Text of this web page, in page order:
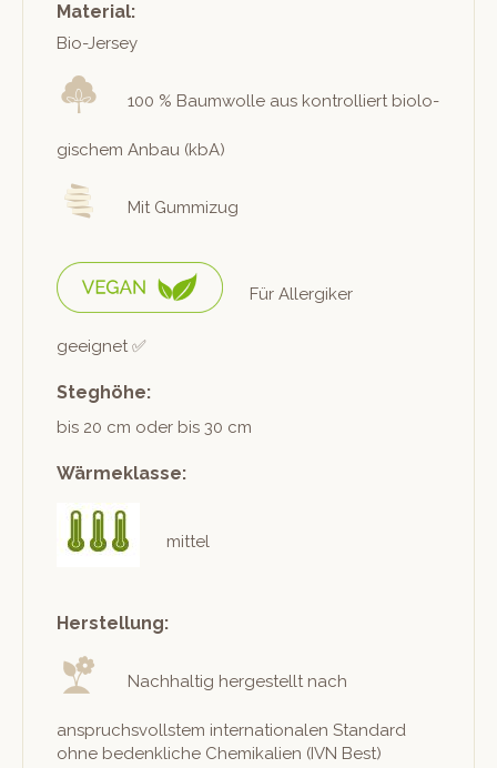
Material:
Bio-Jer­sey
100 % Baum­wolle aus kon­trol­liert biol­o­
gis­chem Anbau (kbA)
Mit Gummizug
Für Allergik­er
geeignet ✅
Steghöhe:
bis 20 cm oder bis 30 cm
Wärmeklasse:
mittel
Herstellung:
Nach­haltig hergestellt nach
anspruchsvoll­stem inter­na­tionalen Stan­dard
ohne beden­kliche Chemikalien (IVN Best)